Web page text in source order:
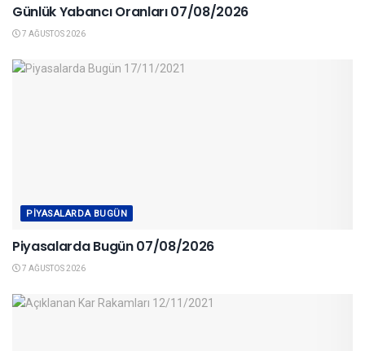
Günlük Yabancı Oranları 07/08/2026
7 AĞUSTOS 2026
PIYASALARDA BUGÜN
Piyasalarda Bugün 07/08/2026
7 AĞUSTOS 2026